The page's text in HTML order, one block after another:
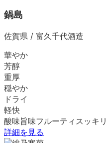
鍋島
佐賀県 / 富久千代酒造
華やか
芳醇
重厚
穏やか
ドライ
軽快
酸味旨味フルーティ スッキリ
詳細を見る